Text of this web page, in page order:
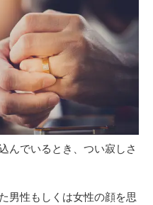
んでいるとき、つい寂しさ
男性もしくは女性の顔を思